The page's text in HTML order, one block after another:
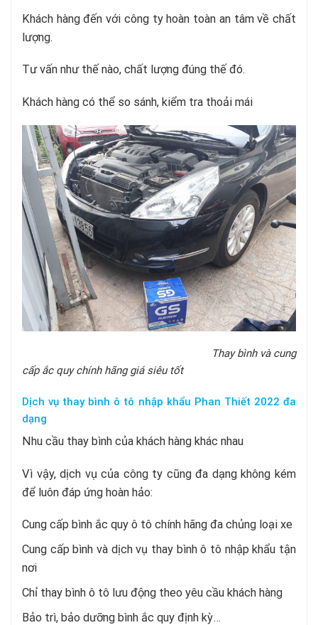
Khách hàng đến với công ty hoàn toàn an tâm về chất
lượng.
Tư vấn như thế nào, chất lượng đúng thế đó.
Khách hàng có thể so sánh, kiểm tra thoải mái
Thay bình và cung
cấp ắc quy chính hãng giá siêu tốt
Dịch vụ thay bình ô tô nhập khẩu Phan Thiết 2022 đa
dạng
Nhu cầu thay bình của khách hàng khác nhau
Vì vậy, dịch vụ của công ty cũng đa dạng không kém
để luôn đáp ứng hoàn hảo:
Cung cấp bình ắc quy ô tô chính hãng đa chủng loại xe
Cung cấp bình và dịch vụ thay bình ô tô nhập khẩu tận
nơi
Chỉ thay bình ô tô lưu động theo yêu cầu khách hàng
Bảo trì, bảo dưỡng bình ắc quy định kỳ…